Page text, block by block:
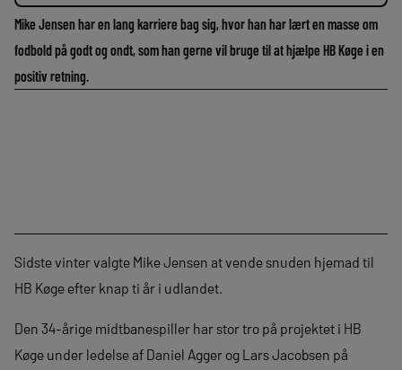
Mike Jensen har en lang karriere bag sig, hvor han har lært en masse om
fodbold på godt og ondt, som han gerne vil bruge til at hjælpe HB Køge i en
positiv retning.
Sidste vinter valgte Mike Jensen at vende snuden hjemad til
HB Køge efter knap ti år i udlandet.
Den 34-årige midtbanespiller har stor tro på projektet i HB
Køge under ledelse af Daniel Agger og Lars Jacobsen på